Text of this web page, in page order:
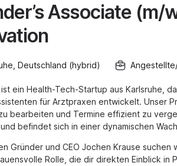
Associate
Deutschland (hybrid)
ein Health-Tech-Startup aus Karlsruhe,
für Arztpraxen entwickelt. Unser
bearbeiten und Termine effizient zu
befindet sich in einer dynamischen
Gründer und CEO Jochen Krause suchen
Rolle, die dir direkten Einblick in